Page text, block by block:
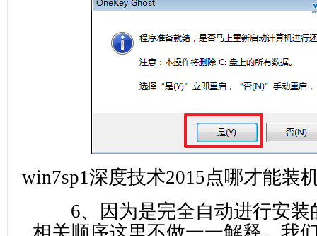
win7sp1深度技术2015点哪才能装
6、因为是完全自动进行安装